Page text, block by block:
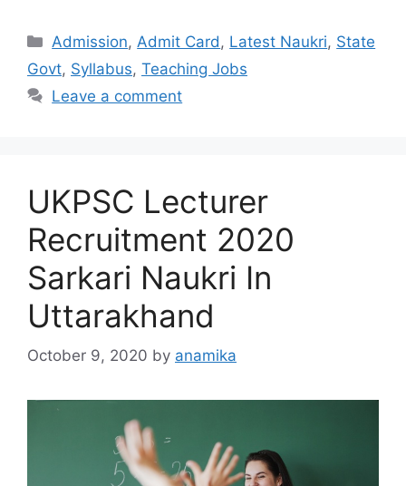
Categories
Admission, Admit Card , Latest Naukri, State
Govt, Syllabus, Teaching Jobs
Leave a comment
UKPSC Lecturer
Recruitment 2020
Sarkari Naukri In
Uttarakhand
October 9, 2020 by anamika